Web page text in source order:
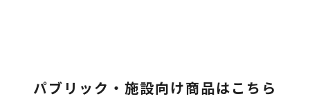
パブリック・施設向け商品はこちら